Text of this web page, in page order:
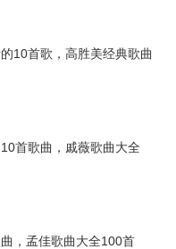
10首歌，高胜美经典歌曲
首歌曲，戚薇歌曲大全
，孟佳歌曲大全100首